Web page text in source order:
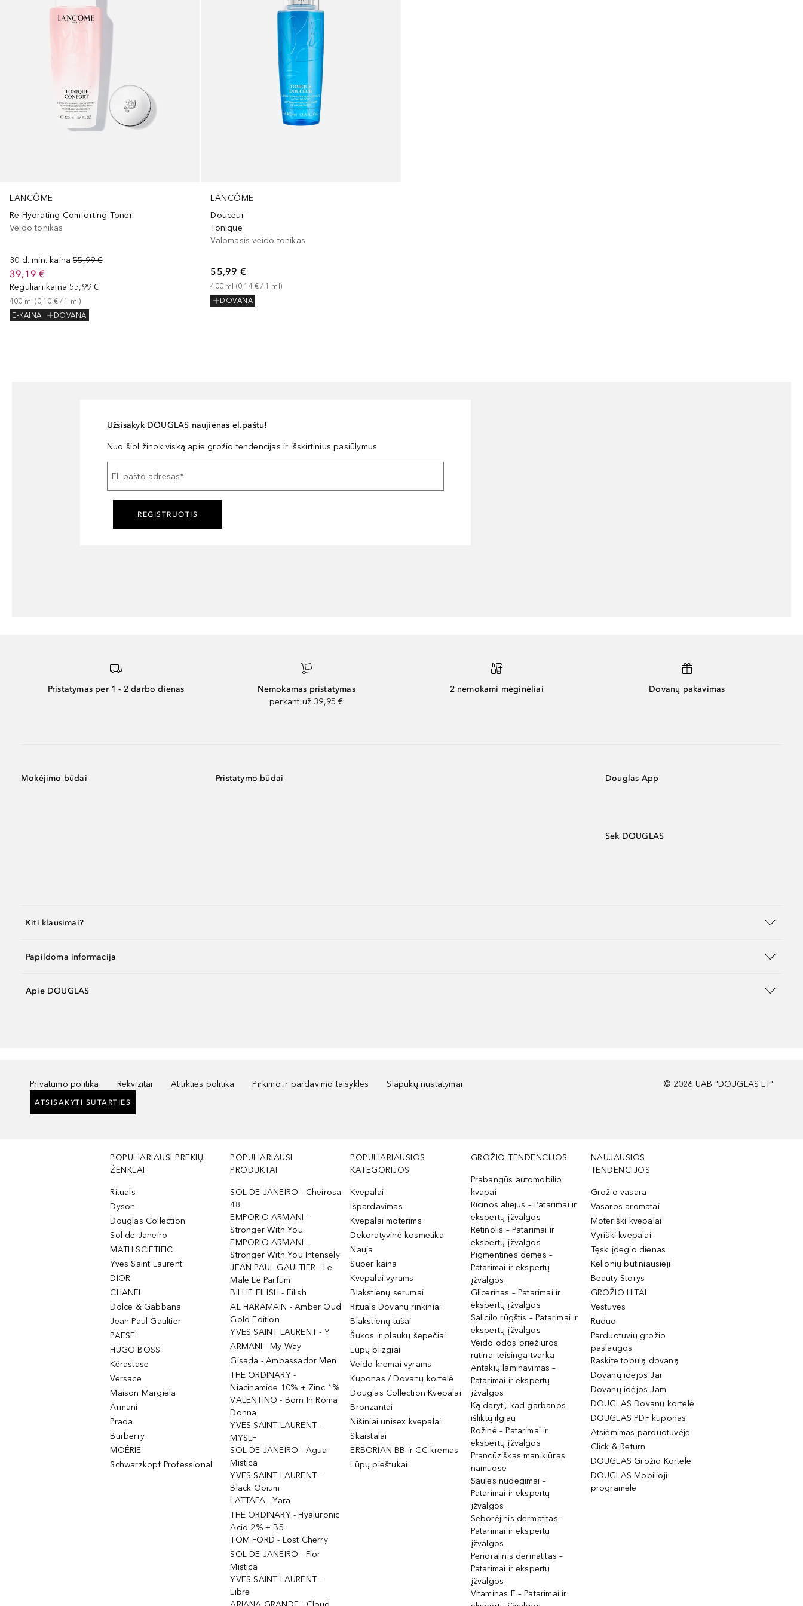
LANCÔME
Re-Hydrating Comforting Toner
Veido tonikas
30 d. min. kaina 55,99 €
39,19 €
Reguliari kaina 55,99 €
400 ml (0,10 € / 1 ml)
E-KAINA
DOVANA
LANCÔME
Douceur
Tonique
Valomasis veido tonikas
55,99 €
400 ml (0,14 € / 1 ml )
DOVANA
Užsisakyk DOUGLAS naujienas el.paštu!
Nuo šiol žinok viską apie grožio tendencijas ir išskirtinius pasiūlymus
El. pašto adresas*
REGISTRUOTIS
Pristatymas per 1 - 2 darbo dienas
Nemokamas pristatymas
perkant už 39,95 €
2 nemokami mėginėliai Dovanų pakavimas
Mokėjimo būdai Pristatymo būdai Douglas App
Sek DOUGLAS
Kiti klausimai?
Papildoma informacija
Apie DOUGLAS
Privatumo politika Rekvizitai Atitikties politika Pirkimo ir pardavimo taisyklės Slapukų nustatymai
ATSISAKYTI SUTARTIES
© 2026 UAB "DOUGLAS LT"
POPULIARIAUSI PREKIŲ
ŽENKLAI
Rituals
Dyson
Douglas Collection
Sol de Janeiro
MATH SCIETIFIC
Yves Saint Laurent
DIOR
CHANEL
Dolce & Gabbana
Jean Paul Gaultier
PAESE
HUGO BOSS
Kérastase
Versace
Maison Margiela
Armani
Prada
Burberry
MOÉRIE
Schwarzkopf Professional
POPULIARIAUSI
PRODUKTAI
SOL DE JANEIRO - Cheirosa
48
EMPORIO ARMANI -
Stronger With You
EMPORIO ARMANI -
Stronger With You Intensely
JEAN PAUL GAULTIER - Le
Male Le Parfum
BILLIE EILISH - Eilish
AL HARAMAIN - Amber Oud
Gold Edition
YVES SAINT LAURENT - Y
ARMANI - My Way
Gisada - Ambassador Men
THE ORDINARY -
Niacinamide 10% + Zinc 1%
VALENTINO - Born In Roma
Donna
YVES SAINT LAURENT -
MYSLF
SOL DE JANEIRO - Agua
Mistica
YVES SAINT LAURENT -
Black Opium
LATTAFA - Yara
THE ORDINARY - Hyaluronic
Acid 2% + B5
TOM FORD - Lost Cherry
SOL DE JANEIRO - Flor
Mistica
YVES SAINT LAURENT -
Libre
POPULIARIAUSIOS
KATEGORIJOS
Kvepalai
Išpardavimas
Kvepalai moterims
Dekoratyvinė kosmetika
Nauja
Super kaina
Kvepalai vyrams
Blakstienų serumai
Rituals Dovanų rinkiniai
Blakstienų tušai
Šukos ir plaukų šepečiai
Lūpų blizgiai
Veido kremai vyrams
Kuponas / Dovanų kortelė
Douglas Collection Kvepalai
Bronzantai
Nišiniai unisex kvepalai
Skaistalai
ERBORIAN BB ir CC kremas
Lūpų pieštukai
GROŽIO TENDENCIJOS
Prabangūs automobilio
kvapai
Ricinos aliejus – Patarimai ir
ekspertų įžvalgos
Retinolis – Patarimai ir
ekspertų įžvalgos
Pigmentinės dėmės –
Patarimai ir ekspertų
įžvalgos
Glicerinas – Patarimai ir
ekspertų įžvalgos
Salicilo rūgštis – Patarimai ir
ekspertų įžvalgos
Veido odos priežiūros
rutina: teisinga tvarka
Antakių laminavimas –
Patarimai ir ekspertų
įžvalgos
Ką daryti, kad garbanos
išliktų ilgiau
Rožinė – Patarimai ir
ekspertų įžvalgos
Prancūziškas manikiūras
namuose
Saulės nudegimai –
Patarimai ir ekspertų
įžvalgos
Seborėjinis dermatitas –
Patarimai ir ekspertų
įžvalgos
Perioralinis dermatitas –
Patarimai ir ekspertų
įžvalgos
Vitaminas E – Patarimai ir
NAUJAUSIOS
TENDENCIJOS
Grožio vasara
Vasaros aromatai
Moteriški kvepalai
Vyriški kvepalai
Tęsk įdegio dienas
Kelionių būtiniausieji
Beauty Storys
GROŽIO HITAI
Vestuvės
Ruduo
Parduotuvių grožio
paslaugos
Raskite tobulą dovaną
Dovanų idėjos Jai
Dovanų idėjos Jam
DOUGLAS Dovanų kortelė
DOUGLAS PDF kuponas
Atsiėmimas parduotuvėje
Click & Return
DOUGLAS Grožio Kortelė
DOUGLAS Mobilioji
programėlė